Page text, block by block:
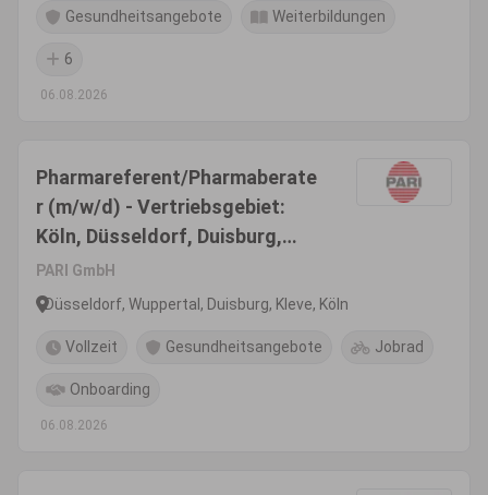
Gesundheitsangebote Weiterbildungen
6
06.08.2026
Pharmareferent/Pharmaberate
r (m/w/d) - Vertriebsgebiet:
Köln, Düsseldorf, Duisburg,
Kleve, Wuppertal, Heinsberg
PARI GmbH
Düsseldorf, Wuppertal, Duisburg, Kleve, Köln
Vollzeit Gesundheitsangebote Jobrad
Onboarding
06.08.2026